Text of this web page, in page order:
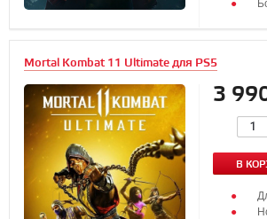
Mortal Kombat 11 Ultimate для PS5
3
В